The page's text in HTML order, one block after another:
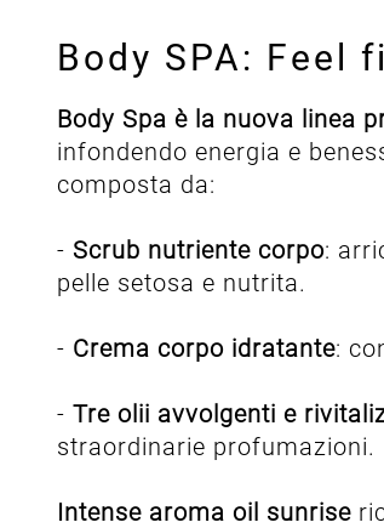
Body SPA: Feel
Body Spa è la nuova linea
infondendo energia e
composta da:
- Scrub nutriente corpo:
pelle setosa e nutrita.
- Crema corpo idratante:
-Tre olii avvolgenti e
straordinarie profumazioni.
Intense aroma oil sunrise